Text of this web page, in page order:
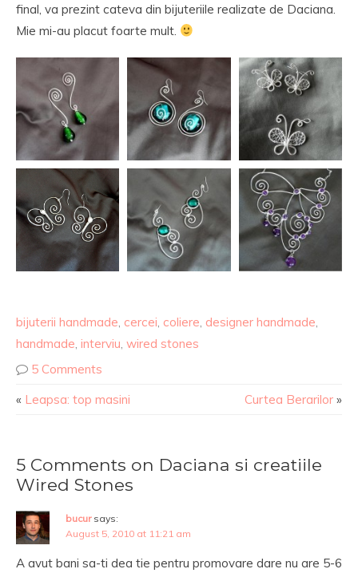
final, va prezint cateva din bijuteriile realizate de Daciana.
Mie mi-au placut foarte mult.
bijuterii handmade, cercei, coliere, designer handmade,
handmade, interviu, wired stones
5 Comments
« Leapsa: top masini Curtea Berarilor »
5 Comments on Daciana si creatiile
Wired Stones
bucur says:
August 5, 2010 at 11:21 am
A avut bani sa-ti dea tie pentru promovare dare nu are 5-6